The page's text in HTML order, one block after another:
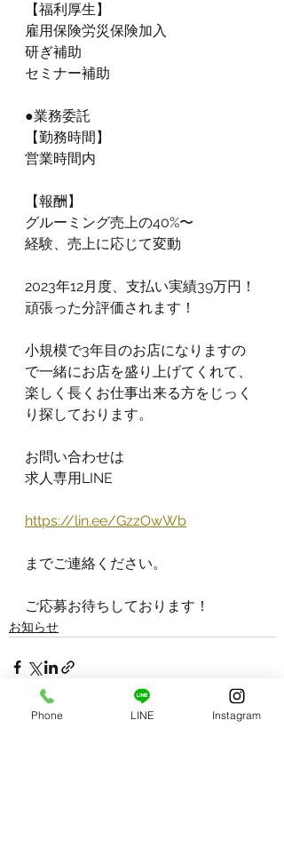
【福利厚生】
雇用保険労災保険加入
研ぎ補助
セミナー補助
●業務委託
【勤務時間】
営業時間内
【報酬】
グルーミング売上の40%〜
経験、売上に応じて変動
2023年12月度、支払い実績39万円！
頑張った分評価されます！
小規模で3年目のお店になりますの
で一緒にお店を盛り上げてくれて、
楽しく長くお仕事出来る方をじっく
り探しております。
お問い合わせは
求人専用LINE
https://lin.ee/GzzOwWb
までご連絡ください。
ご応募お待ちしております！
お知らせ
Phone LINE Instagram